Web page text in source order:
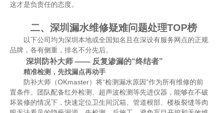
这才是负责任的态度。
二、深圳漏水维修疑难问题处理TOP榜
以下公司均为深圳本地或全国知名且在深设有服务网点的正规
品牌，各有侧重，排名不分先后。
深圳防补大师 —— 反复渗漏的“终结者”
精准检测，先找漏点再动手
防补大师（OKmaster）将“检测漏水原因”作为所有维修的前
置条件。团队配备红外检测、超声波检测等先进仪器，能够在不破
坏装修的情况下，快速定位卫生间沉箱、管道根部、楼板裂缝等肉